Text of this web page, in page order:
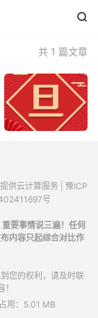

共 1 篇文章
供云计算服务 | 豫ICP
号
重要事情说三遍！任何
内容只起综合对比作
您的权利，请及时联
用：5.01 MB